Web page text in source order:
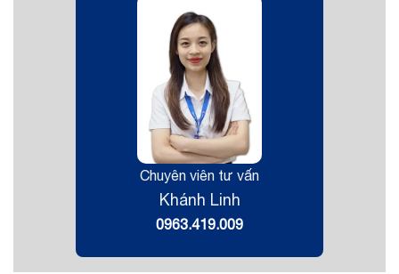
Chuyên viên tư vấn
Khánh Linh
0963.419.009